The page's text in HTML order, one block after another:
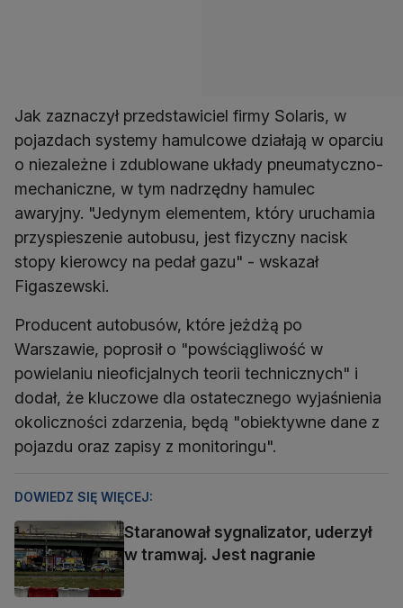
Jak zaznaczył przedstawiciel firmy Solaris, w
pojazdach systemy hamulcowe działają w oparciu
o niezależne i zdublowane układy pneumatyczno-
mechaniczne, w tym nadrzędny hamulec
awaryjny. "Jedynym elementem, który uruchamia
przyspieszenie autobusu, jest fizyczny nacisk
stopy kierowcy na pedał gazu" - wskazał
Figaszewski.
Producent autobusów, które jeżdżą po
Warszawie, poprosił o "powściągliwość w
powielaniu nieoficjalnych teorii technicznych" i
dodał, że kluczowe dla ostatecznego wyjaśnienia
okoliczności zdarzenia, będą "obiektywne dane z
pojazdu oraz zapisy z monitoringu".
DOWIEDZ SIĘ WIĘCEJ:
Staranował sygnalizator, uderzył
w tramwaj. Jest nagranie